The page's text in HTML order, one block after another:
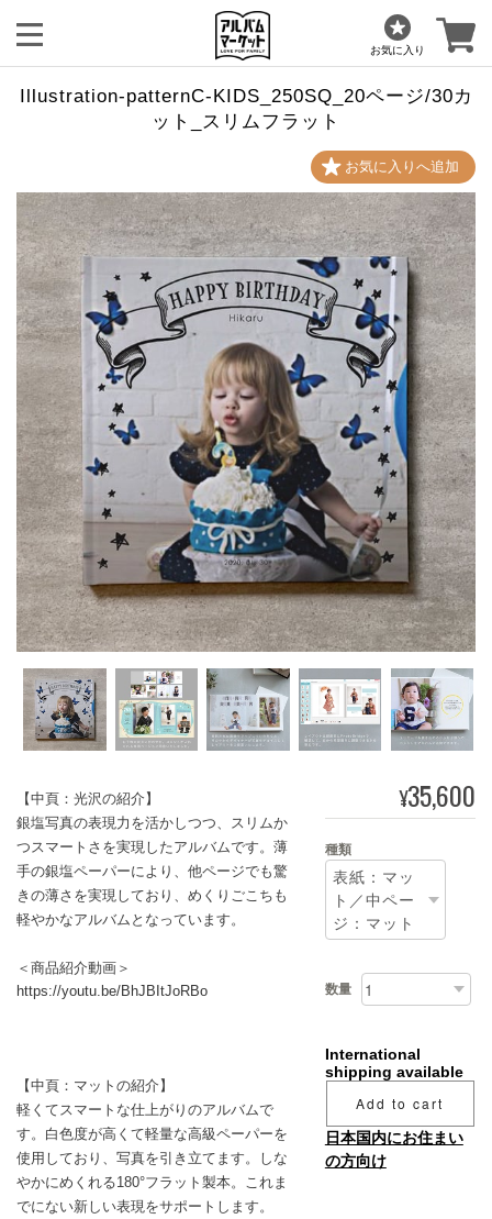
お気に入り
Illustration-patternC-KIDS_250SQ_20ページ/30カ
ット_スリムフラット
【中頁：光沢の紹介】
銀塩写真の表現力を活かしつつ、スリムか
つスマートさを実現したアルバムです。薄
手の銀塩ペーパーにより、他ページでも驚
きの薄さを実現しており、めくりごこちも
軽やかなアルバムとなっています。
＜商品紹介動画＞
https://youtu.be/BhJBItJoRBo
【中頁：マットの紹介】
軽くてスマートな仕上がりのアルバムで
す。白色度が高くて軽量な高級ペーパーを
使用しており、写真を引き立てます。しな
やかにめくれる180°フラット製本。これま
でにない新しい表現をサポートします。
¥35,600
種類
数量
International
shipping available
Add to cart
日本国内にお住まい
の方向け